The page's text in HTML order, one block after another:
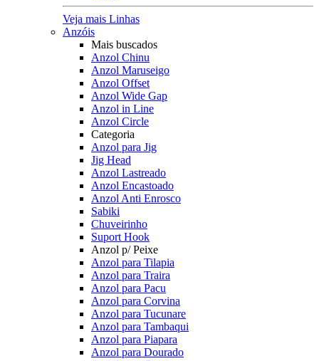
Veja mais Linhas
Anzóis
Mais buscados
Anzol Chinu
Anzol Maruseigo
Anzol Offset
Anzol Wide Gap
Anzol in Line
Anzol Circle
Categoria
Anzol para Jig
Jig Head
Anzol Lastreado
Anzol Encastoado
Anzol Anti Enrosco
Sabiki
Chuveirinho
Suport Hook
Anzol p/ Peixe
Anzol para Tilapia
Anzol para Traira
Anzol para Pacu
Anzol para Corvina
Anzol para Tucunare
Anzol para Tambaqui
Anzol para Piapara
Anzol para Dourado